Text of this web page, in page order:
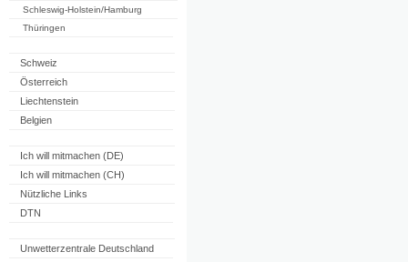
Schleswig-Holstein/Hamburg
Thüringen
Schweiz
Österreich
Liechtenstein
Belgien
Ich will mitmachen (DE)
Ich will mitmachen (CH)
Nützliche Links
DTN
Unwetterzentrale Deutschland